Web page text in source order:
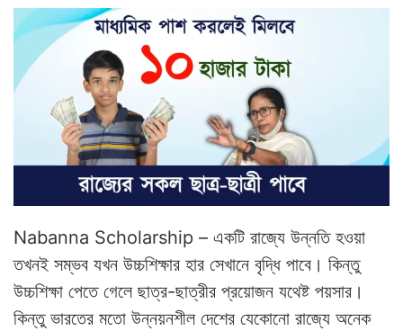
Nabanna Scholarship – একটি রাজ্যে উন্নতি হওয়া
তখনই সম্ভব যখন উচ্চশিক্ষার হার সেখানে বৃদ্ধি পাবে। কিন্তু
উচ্চশিক্ষা পেতে গেলে ছাত্র-ছাত্রীর প্রয়োজন যথেষ্ট পয়সার।
কিন্তু ভারতের মতো উন্নয়নশীল দেশের যেকোনো রাজ্যে অনেক